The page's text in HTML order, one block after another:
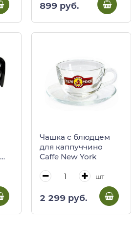
899 руб.
Чашка с блюдцем
для каппуччино
Caffe New York
шт
2 299 руб.